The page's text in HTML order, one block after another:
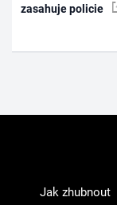
zasahuje policie
Jak zhubnout